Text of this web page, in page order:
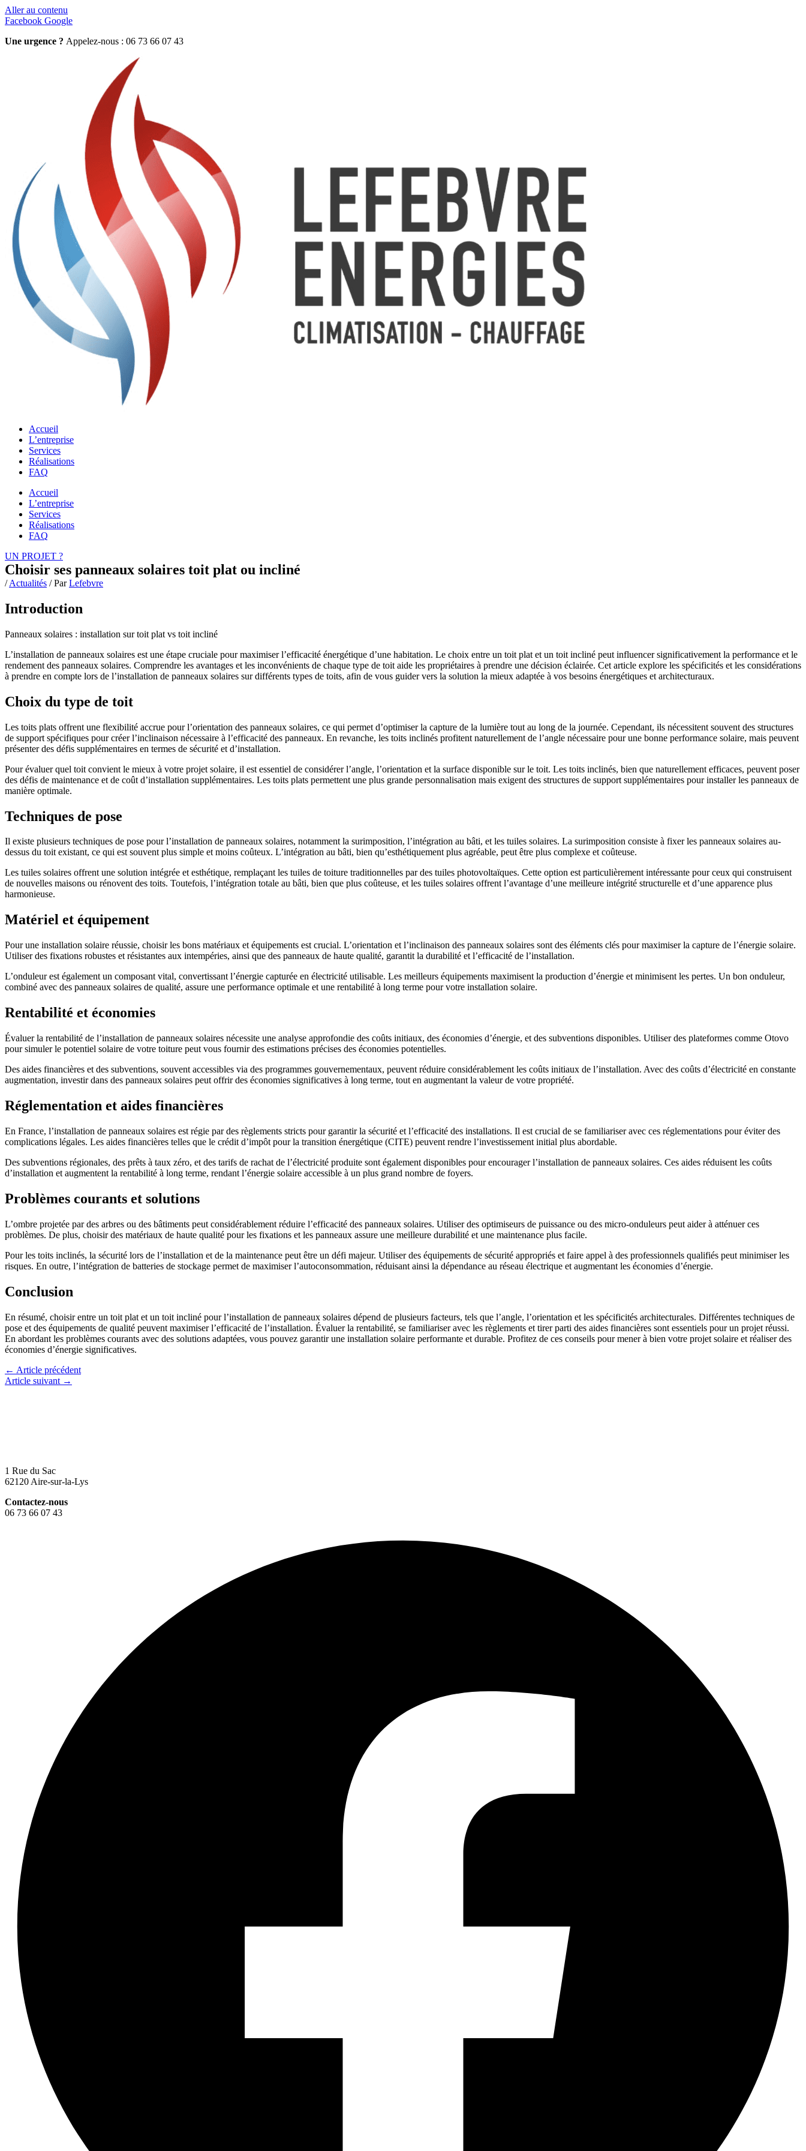
Aller au contenu
Facebook Google
Une urgence ? Appelez-nous : 06 73 66 07 43
Accueil
L’entreprise
Services
Réalisations
FAQ
Accueil
L’entreprise
Services
Réalisations
FAQ
UN PROJET ?
Choisir ses panneaux solaires toit plat ou incliné
/Actualités / ParLefebvre
Introduction
Panneaux solaires : installation sur toit plat vs toit incliné
L’installation de panneaux solaires est une étape cruciale pour maximiser l’efficacité énergétique d’une habitation. Le choix entre un toit plat et un toit incliné peut influencer significativement la performance et le
rendement des panneaux solaires. Comprendre les avantages et les inconvénients de chaque type de toit aide les propriétaires à prendre une décision éclairée. Cet article explore les spécificités et les considérations
à prendre en compte lors de l’installation de panneaux solaires sur différents types de toits, afin de vous guider vers la solution la mieux adaptée à vos besoins énergétiques et architecturaux.
Choix du type de toit
Les toits plats offrent une flexibilité accrue pour l’orientation des panneaux solaires, ce qui permet d’optimiser la capture de la lumière tout au long de la journée. Cependant, ils nécessitent souvent des structures
de support spécifiques pour créer l’inclinaison nécessaire à l’efficacité des panneaux. En revanche, les toits inclinés profitent naturellement de l’angle nécessaire pour une bonne performance solaire, mais peuvent
présenter des défis supplémentaires en termes de sécurité et d’installation.
Pour évaluer quel toit convient le mieux à votre projet solaire, il est essentiel de considérer l’angle, l’orientation et la surface disponible sur le toit. Les toits inclinés, bien que naturellement efficaces, peuvent poser
des défis de maintenance et de coût d’installation supplémentaires. Les toits plats permettent une plus grande personnalisation mais exigent des structures de support supplémentaires pour installer les panneaux de
manière optimale.
Techniques de pose
Il existe plusieurs techniques de pose pour l’installation de panneaux solaires, notamment la surimposition, l’intégration au bâti, et les tuiles solaires. La surimposition consiste à fixer les panneaux solaires au-
dessus du toit existant, ce qui est souvent plus simple et moins coûteux. L’intégration au bâti, bien qu’esthétiquement plus agréable, peut être plus complexe et coûteuse.
Les tuiles solaires offrent une solution intégrée et esthétique, remplaçant les tuiles de toiture traditionnelles par des tuiles photovoltaïques. Cette option est particulièrement intéressante pour ceux qui construisent
de nouvelles maisons ou rénovent des toits. Toutefois, l’intégration totale au bâti, bien que plus coûteuse, et les tuiles solaires offrent l’avantage d’une meilleure intégrité structurelle et d’une apparence plus
harmonieuse.
Matériel et équipement
Pour une installation solaire réussie, choisir les bons matériaux et équipements est crucial. L’orientation et l’inclinaison des panneaux solaires sont des éléments clés pour maximiser la capture de l’énergie solaire.
Utiliser des fixations robustes et résistantes aux intempéries, ainsi que des panneaux de haute qualité, garantit la durabilité et l’efficacité de l’installation.
L’onduleur est également un composant vital, convertissant l’énergie capturée en électricité utilisable. Les meilleurs équipements maximisent la production d’énergie et minimisent les pertes. Un bon onduleur,
combiné avec des panneaux solaires de qualité, assure une performance optimale et une rentabilité à long terme pour votre installation solaire.
Rentabilité et économies
Évaluer la rentabilité de l’installation de panneaux solaires nécessite une analyse approfondie des coûts initiaux, des économies d’énergie, et des subventions disponibles. Utiliser des plateformes comme Otovo
pour simuler le potentiel solaire de votre toiture peut vous fournir des estimations précises des économies potentielles.
Des aides financières et des subventions, souvent accessibles via des programmes gouvernementaux, peuvent réduire considérablement les coûts initiaux de l’installation. Avec des coûts d’électricité en constante
augmentation, investir dans des panneaux solaires peut offrir des économies significatives à long terme, tout en augmentant la valeur de votre propriété.
Réglementation et aides financières
En France, l’installation de panneaux solaires est régie par des règlements stricts pour garantir la sécurité et l’efficacité des installations. Il est crucial de se familiariser avec ces réglementations pour éviter des
complications légales. Les aides financières telles que le crédit d’impôt pour la transition énergétique (CITE) peuvent rendre l’investissement initial plus abordable.
Des subventions régionales, des prêts à taux zéro, et des tarifs de rachat de l’électricité produite sont également disponibles pour encourager l’installation de panneaux solaires. Ces aides réduisent les coûts
d’installation et augmentent la rentabilité à long terme, rendant l’énergie solaire accessible à un plus grand nombre de foyers.
Problèmes courants et solutions
L’ombre projetée par des arbres ou des bâtiments peut considérablement réduire l’efficacité des panneaux solaires. Utiliser des optimiseurs de puissance ou des micro-onduleurs peut aider à atténuer ces
problèmes. De plus, choisir des matériaux de haute qualité pour les fixations et les panneaux assure une meilleure durabilité et une maintenance plus facile.
Pour les toits inclinés, la sécurité lors de l’installation et de la maintenance peut être un défi majeur. Utiliser des équipements de sécurité appropriés et faire appel à des professionnels qualifiés peut minimiser les
risques. En outre, l’intégration de batteries de stockage permet de maximiser l’autoconsommation, réduisant ainsi la dépendance au réseau électrique et augmentant les économies d’énergie.
Conclusion
En résumé, choisir entre un toit plat et un toit incliné pour l’installation de panneaux solaires dépend de plusieurs facteurs, tels que l’angle, l’orientation et les spécificités architecturales. Différentes techniques de
pose et des équipements de qualité peuvent maximiser l’efficacité de l’installation. Évaluer la rentabilité, se familiariser avec les règlements et tirer parti des aides financières sont essentiels pour un projet réussi.
En abordant les problèmes courants avec des solutions adaptées, vous pouvez garantir une installation solaire performante et durable. Profitez de ces conseils pour mener à bien votre projet solaire et réaliser des
économies d’énergie significatives.
← Article précédent
Article suivant →
1 Rue du Sac
62120 Aire-sur-la-Lys
Contactez-nous
06 73 66 07 43